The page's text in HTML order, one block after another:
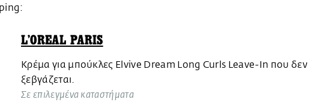
L’OREAL PARIS
Κρέμα για μπούκλες Elvive Dream Long Curls Leave-In που δεν
ξεβγάζεται.
Σε επιλεγμένα καταστήματα